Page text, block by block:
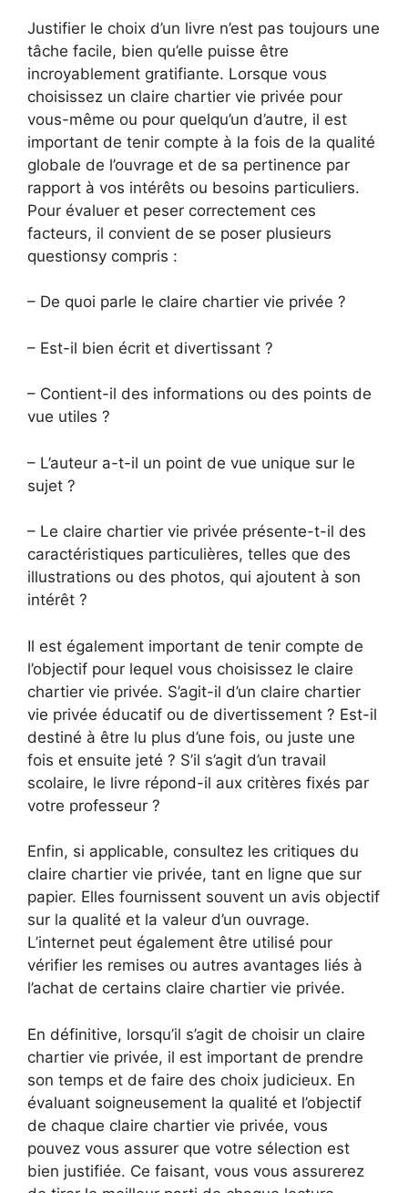
Justifier le choix d’un livre n’est pas toujours une
tâche facile, bien qu’elle puisse être
incroyablement gratifiante. Lorsque vous
choisissez un claire chartier vie privée pour
vous-même ou pour quelqu’un d’autre, il est
important de tenir compte à la fois de la qualité
globale de l’ouvrage et de sa pertinence par
rapport à vos intérêts ou besoins particuliers.
Pour évaluer et peser correctement ces
facteurs, il convient de se poser plusieurs
questionsy compris :
– De quoi parle le claire chartier vie privée ?
– Est-il bien écrit et divertissant ?
– Contient-il des informations ou des points de
vue utiles ?
– L’auteur a-t-il un point de vue unique sur le
sujet ?
– Le claire chartier vie privée présente-t-il des
caractéristiques particulières, telles que des
illustrations ou des photos, qui ajoutent à son
intérêt ?
Il est également important de tenir compte de
l’objectif pour lequel vous choisissez le claire
chartier vie privée. S’agit-il d’un claire chartier
vie privée éducatif ou de divertissement ? Est-il
destiné à être lu plus d’une fois, ou juste une
fois et ensuite jeté ? S’il s’agit d’un travail
scolaire, le livre répond-il aux critères fixés par
votre professeur ?
Enfin, si applicable, consultez les critiques du
claire chartier vie privée, tant en ligne que sur
papier. Elles fournissent souvent un avis objectif
sur la qualité et la valeur d’un ouvrage.
L’internet peut également être utilisé pour
vérifier les remises ou autres avantages liés à
l’achat de certains claire chartier vie privée.
En définitive, lorsqu’il s’agit de choisir un claire
chartier vie privée, il est important de prendre
son temps et de faire des choix judicieux. En
évaluant soigneusement la qualité et l’objectif
de chaque claire chartier vie privée, vous
pouvez vous assurer que votre sélection est
bien justifiée. Ce faisant, vous vous assurerez